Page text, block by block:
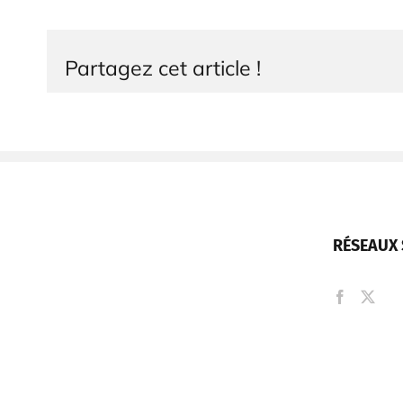
Partagez cet article !